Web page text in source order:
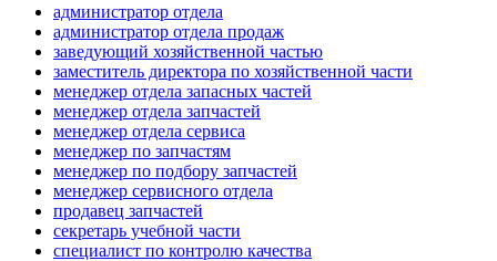
администратор отдела
администратор отдела продаж
заведующий хозяйственной частью
заместитель директора по хозяйственной части
менеджер отдела запасных частей
менеджер отдела запчастей
менеджер отдела сервиса
менеджер по запчастям
менеджер по подбору запчастей
менеджер сервисного отдела
продавец запчастей
секретарь учебной части
специалист по контролю качества